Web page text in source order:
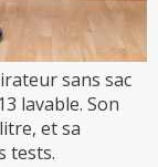
sans sac
lavable. Son
et sa
tests.